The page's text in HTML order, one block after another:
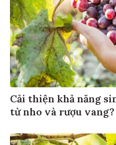
Cải thiện khả năng
từ nho và rượu vang?